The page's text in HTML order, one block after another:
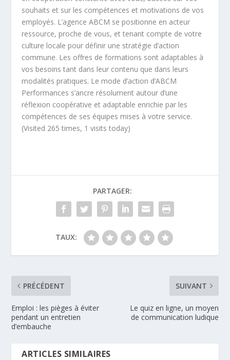
souhaits et sur les compétences et motivations de vos
employés. L’agence ABCM se positionne en acteur
ressource, proche de vous, et tenant compte de votre
culture locale pour définir une stratégie d’action
commune. Les offres de formations sont adaptables à
vos besoins tant dans leur contenu que dans leurs
modalités pratiques. Le mode d’action d’ABCM
Performances s’ancre résolument autour d’une
réflexion coopérative et adaptable enrichie par les
compétences de ses équipes mises à votre service.
(Visited 265 times, 1 visits today)
PARTAGER:
TAUX:
PRÉCÉDENT
Emploi : les pièges à éviter
pendant un entretien
d’embauche
SUIVANT
Le quiz en ligne, un moyen
de communication ludique
ARTICLES SIMILAIRES